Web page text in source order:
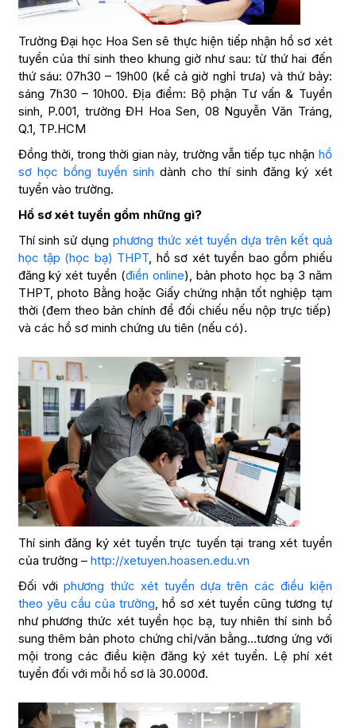
Trường Đại học Hoa Sen sẽ thực hiện tiếp nhận hồ sơ xét
tuyển của thí sinh theo khung giờ như sau: từ thứ hai đến
thứ sáu: 07h30 – 19h00 (kể cả giờ nghỉ trưa) và thứ bảy:
sáng 7h30 – 10h00. Địa điểm: Bộ phận Tư vấn & Tuyển
sinh, P.001, trường ĐH Hoa Sen, 08 Nguyễn Văn Tráng,
Q.1, TP.HCM
Đồng thời, trong thời gian này, trường vẫn tiếp tục nhận hồ
sơ học bổng tuyển sinh dành cho thí sinh đăng ký xét
tuyển vào trường.
Hồ sơ xét tuyển gồm những gì?
Thí sinh sử dụng phương thức xét tuyển dựa trên kết quả
học tập (học bạ) THPT , hồ sơ xét tuyển bao gồm phiếu
đăng ký xét tuyển (điền online), bản photo học bạ 3 năm
THPT, photo Bằng hoặc Giấy chứng nhận tốt nghiệp tạm
thời (đem theo bản chính để đối chiếu nếu nộp trực tiếp)
và các hồ sơ minh chứng ưu tiên (nếu có).
Thí sinh đăng ký xét tuyển trực tuyến tại trang xét tuyển
của trường – http://xetuyen.hoasen.edu.vn
Đối vớiphương thức xét tuyển dựa trên các điều kiện
theo yêu cầu của trường, hồ sơ xét tuyển cũng tương tự
như phương thức xét tuyển học bạ, tuy nhiên thí sinh bổ
sung thêm bản photo chứng chỉ/văn bằng…tương ứng với
mội trong các điều kiện đăng ký xét tuyển. Lệ phí xét
tuyển đối với mỗi hồ sơ là 30.000đ.